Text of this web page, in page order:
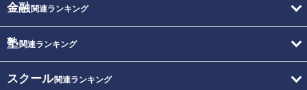
金融関連ランキング
塾関連ランキング
スクール関連ランキング